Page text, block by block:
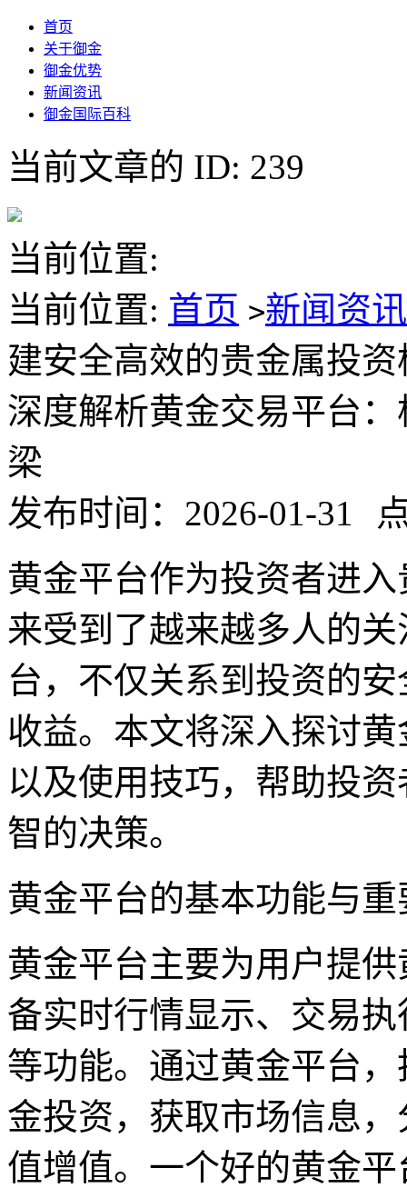
首页
关于御金
御金优势
新闻资讯
御金国际百科
当前文章的 ID: 239
当前位置:
当前位置: 首页 >新闻资
建安全高效的贵金属投资
深度解析黄金交易平台
梁
发布时间：2026-01-31
黄金平台作为投资者进
来受到了越来越多人的
台，不仅关系到投资的
收益。本文将深入探讨
以及使用技巧，帮助投
智的决策。
黄金平台的基本功能与重
黄金平台主要为用户提
备实时行情显示、交易
等功能。通过黄金平台
金投资，获取市场信息
值增值。一个好的黄金